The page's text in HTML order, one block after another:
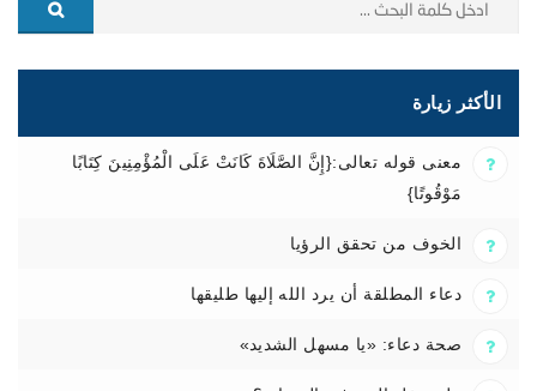
الأكثر زيارة
معنى قوله تعالى:{إِنَّ الصَّلَاةَ كَانَتْ عَلَى الْمُؤْمِنِينَ كِتَابًا
مَوْقُوتًا}
الخوف من تحقق الرؤيا
دعاء المطلقة أن يرد الله إليها طليقها
صحة دعاء: «يا مسهل الشديد»